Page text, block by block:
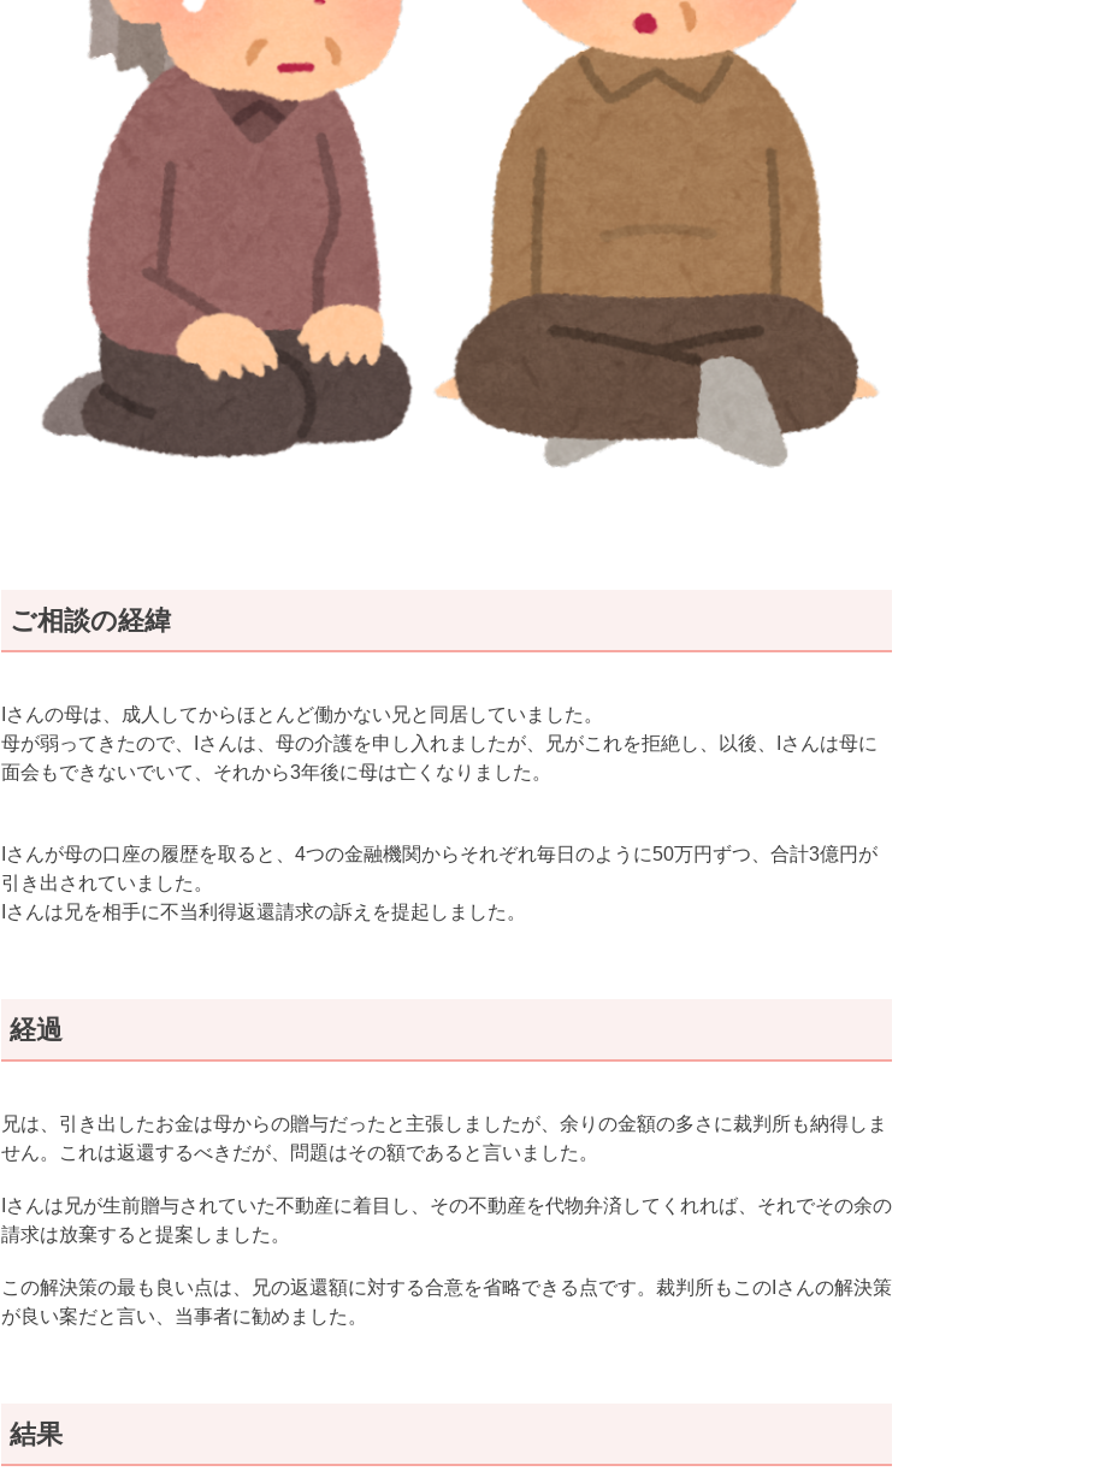
ご相談の経緯
Iさんの母は、成人してからほとんど働かない兄と同居していました。
母が弱ってきたので、Iさんは、母の介護を申し入れましたが、兄がこれを拒絶し、以後、Iさんは母に
面会もできないでいて、それから3年後に母は亡くなりました。
Iさんが母の口座の履歴を取ると、4つの金融機関からそれぞれ毎日のように50万円ずつ、合計3億円が
引き出されていました。
Iさんは兄を相手に不当利得返還請求の訴えを提起しました。
経過
兄は、引き出したお金は母からの贈与だったと主張しましたが、余りの金額の多さに裁判所も納得しま
せん。これは返還するべきだが、問題はその額であると言いました。
Iさんは兄が生前贈与されていた不動産に着目し、その不動産を代物弁済してくれれば、それでその余の
請求は放棄すると提案しました。
この解決策の最も良い点は、兄の返還額に対する合意を省略できる点です。裁判所もこのIさんの解決策
が良い案だと言い、当事者に勧めました。
結果